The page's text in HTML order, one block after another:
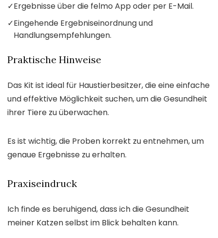
✓Ergebnisse über die felmo App oder per E-Mail.
✓Eingehende Ergebniseinordnung und
Handlungsempfehlungen.
Praktische Hinweise
Das Kit ist ideal für Haustierbesitzer, die eine einfache
und effektive Möglichkeit suchen, um die Gesundheit
ihrer Tiere zu überwachen.
Es ist wichtig, die Proben korrekt zu entnehmen, um
genaue Ergebnisse zu erhalten.
Praxiseindruck
Ich finde es beruhigend, dass ich die Gesundheit
meiner Katzen selbst im Blick behalten kann.